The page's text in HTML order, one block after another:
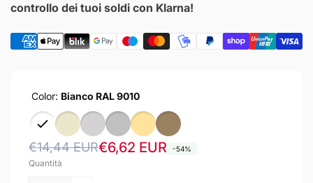
controllo dei tuoi soldi con Klarna!
Color: Bianco RAL 9010
Prezzo
di
€14,44 EUR
Prezzo
scontato
€6,62 EUR -54%
Quantità